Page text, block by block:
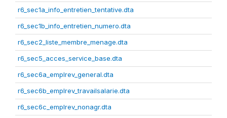
r6_sec1a_info_entretien_tentative.dta
r6_sec1b_info_entretien_numero.dta
r6_sec2_liste_membre_menage.dta
r6_sec5_acces_service_base.dta
r6_sec6a_emplrev_general.dta
r6_sec6b_emplrev_travailsalarie.dta
r6_sec6c_emplrev_nonagr.dta